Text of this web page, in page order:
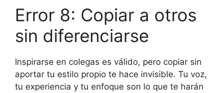
Error 8: Copiar a otros
sin diferenciarse
Inspirarse en colegas es válido, pero copiar sin
aportar tu estilo propio te hace invisible. Tu voz,
tu experiencia y tu enfoque son lo que te harán